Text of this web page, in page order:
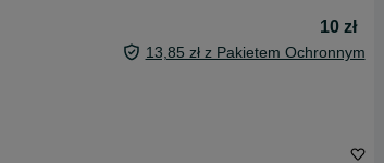
10 zł
13,85 zł z Pakietem Ochronnym